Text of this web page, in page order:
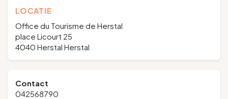
LOCATIE
Office du Tourisme de Herstal
place Licourt 25
4040 Herstal Herstal
Contact
042568790